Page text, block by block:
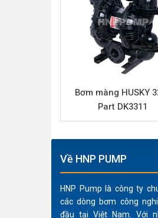
Thương hiệu
Chất liệu thân bơm
Lưu lượng tối đa
Áp lực tối đa
Đường cấp khí
Đầu hút và đẩy
Màng Backup
Bi
Đế bi
Bơm màng HUSKY
Part DK3311
Về HNP PUMP
HNP Pump là công ty
các dòng bơm công
đầu tại Việt Nam. Với